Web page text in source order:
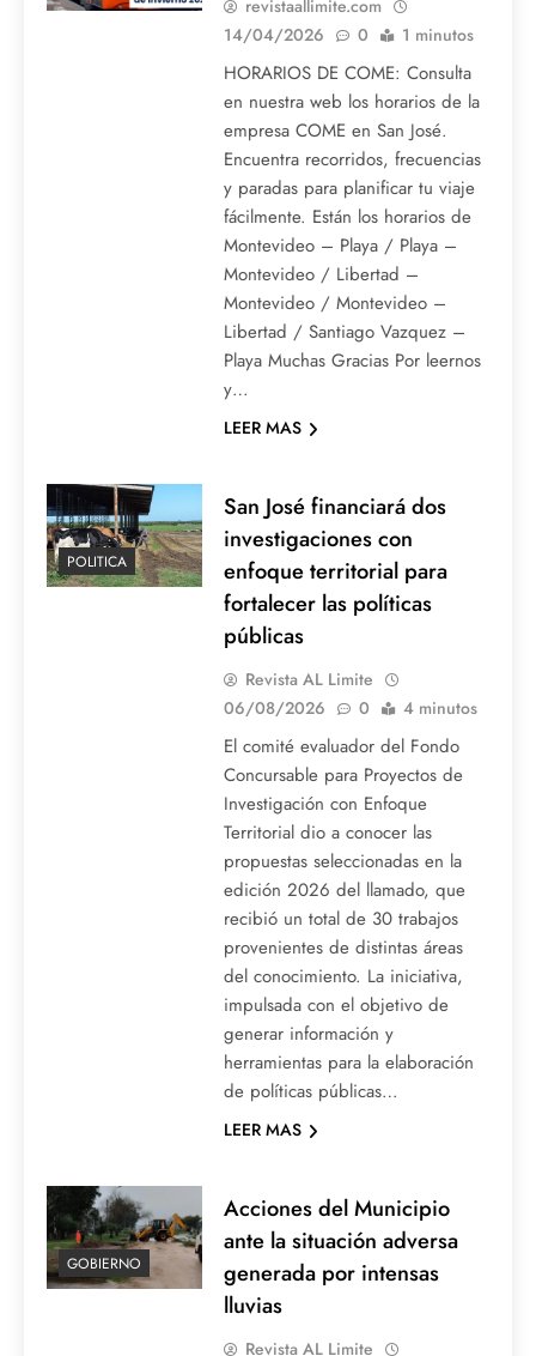
revistaallimite.com
14/04/2026
0 1 minutos
HORARIOS DE COME: Consulta
en nuestra web los horarios de la
empresa COME en San José.
Encuentra recorridos, frecuencias
y paradas para planificar tu viaje
fácilmente. Están los horarios de
Montevideo – Playa / Playa –
Montevideo / Libertad –
Montevideo / Montevideo –
Libertad / Santiago Vazquez –
Playa Muchas Gracias Por leernos
y…
LEER MAS
POLITICA
San José financiará dos
investigaciones con
enfoque territorial para
fortalecer las políticas
públicas
Revista AL Limite
06/08/2026
0 4 minutos
El comité evaluador del Fondo
Concursable para Proyectos de
Investigación con Enfoque
Territorial dio a conocer las
propuestas seleccionadas en la
edición 2026 del llamado, que
recibió un total de 30 trabajos
provenientes de distintas áreas
del conocimiento. La iniciativa,
impulsada con el objetivo de
generar información y
herramientas para la elaboración
de políticas públicas…
LEER MAS
GOBIERNO
Acciones del Municipio
ante la situación adversa
generada por intensas
lluvias
Revista AL Limite